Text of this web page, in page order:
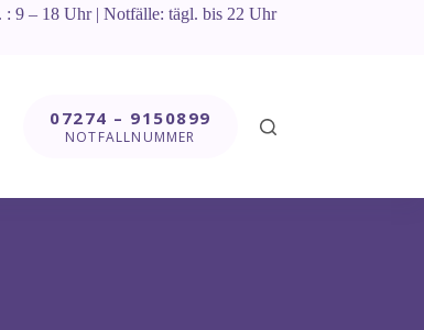
: 9 – 18 Uhr | Notfälle: tägl. bis 22 Uhr
07274 – 9150899
NOTFALLNUMMER